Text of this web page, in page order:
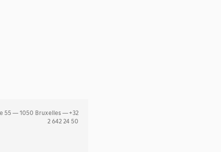
55 — 1050 Bruxelles — +32
2 642 24 50